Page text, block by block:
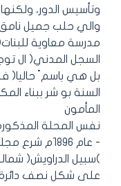
وتأسيس الدور،
والي حلب جميل
مدرسة معاوية
السجل المدني( ال
بل هي باسم ً حاليا(
السنة بو شر ببناء
المأمون
نفس المحلة المذكورة،
- عام 1896م
)سبيل الدراويش(
على شكل نصف دائرة